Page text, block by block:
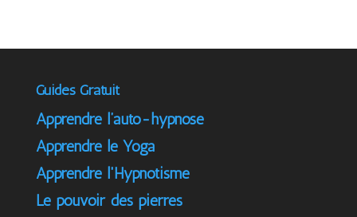
Guides Gratuit
Apprendre l’auto-hypnose
Apprendre le Yoga
Apprendre l'Hypnotisme
Le pouvoir des pierres